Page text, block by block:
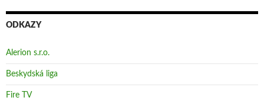
ODKAZY
Alerion s.r.o.
Beskydská liga
Fire TV